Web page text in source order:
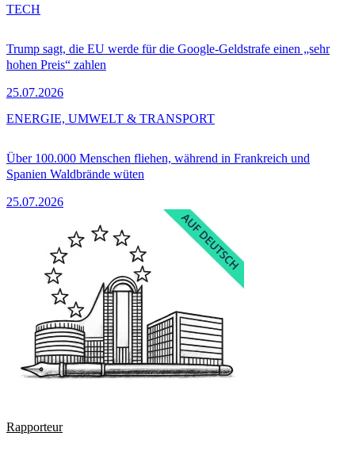
Trump sagt, die EU werde für die Google-Geldstrafe einen „sehr
hohen Preis“ zahlen
25.07.2026
TECH
Über 100.000 Menschen fliehen, während in Frankreich und
Spanien Waldbrände wüten
25.07.2026
ENERGIE, UMWELT & TRANSPORT
Rapporteur